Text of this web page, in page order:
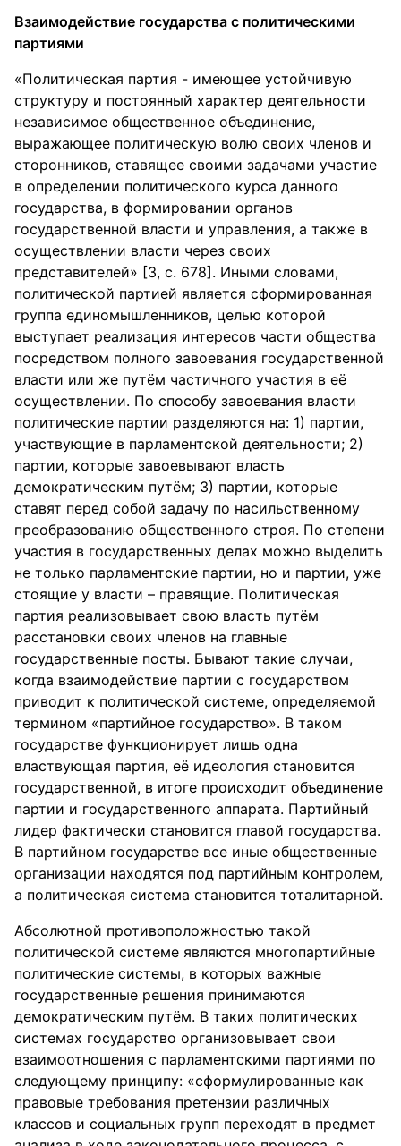
Взаимодействие государства с политическими
партиями
«Политическая партия - имеющее устойчивую
структуру и постоянный характер деятельности
независимое общественное объединение,
выражающее политическую волю своих членов и
сторонников, ставящее своими задачами участие
в определении политического курса данного
государства, в формировании органов
государственной власти и управления, а также в
осуществлении власти через своих
представителей» [3, с. 678]. Иными словами,
политической партией является сформированная
группа единомышленников, целью которой
выступает реализация интересов части общества
посредством полного завоевания государственной
власти или же путём частичного участия в её
осуществлении. По способу завоевания власти
политические партии разделяются на: 1) партии,
участвующие в парламентской деятельности; 2)
партии, которые завоевывают власть
демократическим путём; 3) партии, которые
ставят перед собой задачу по насильственному
преобразованию общественного строя. По степени
участия в государственных делах можно выделить
не только парламентские партии, но и партии, уже
стоящие у власти – правящие. Политическая
партия реализовывает свою власть путём
расстановки своих членов на главные
государственные посты. Бывают такие случаи,
когда взаимодействие партии с государством
приводит к политической системе, определяемой
термином «партийное государство». В таком
государстве функционирует лишь одна
властвующая партия, её идеология становится
государственной, в итоге происходит объединение
партии и государственного аппарата. Партийный
лидер фактически становится главой государства.
В партийном государстве все иные общественные
организации находятся под партийным контролем,
а политическая система становится тоталитарной.
Абсолютной противоположностью такой
политической системе являются многопартийные
политические системы, в которых важные
государственные решения принимаются
демократическим путём. В таких политических
системах государство организовывает свои
взаимоотношения с парламентскими партиями по
следующему принципу: «сформулированные как
правовые требования претензии различных
классов и социальных групп переходят в предмет